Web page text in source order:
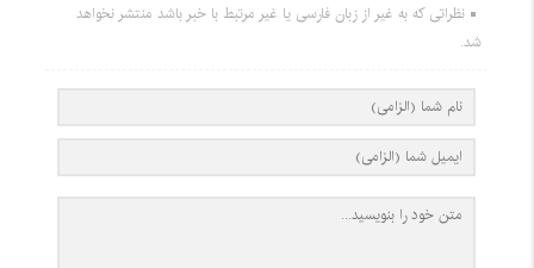
نظراتی که به غیر از زبان فارسی یا غیر مرتبط با خبر باشد منتشر نخواهد
شد.